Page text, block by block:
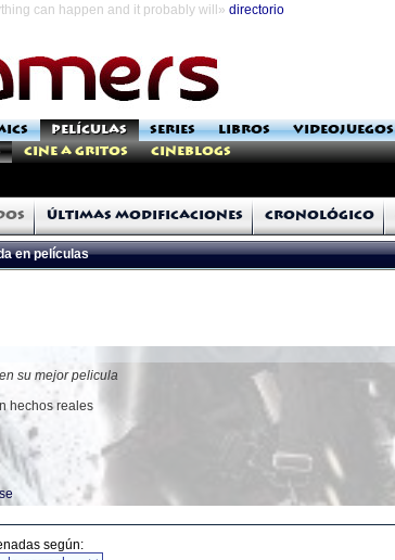
can happen and it probably will» directorio
PELÍCULAS SERIES LIBROS VIDEOJUEGOS
Cine a Gritos Cineblogs
Últimas modificaciones Cronológico
en películas
su mejor pelicula
hechos reales
según: